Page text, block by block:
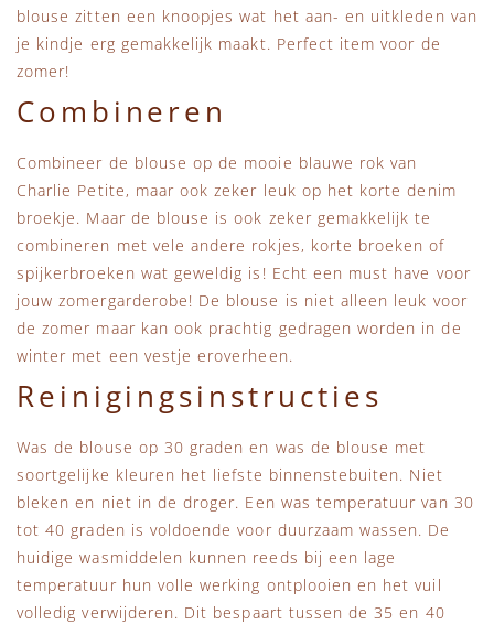
blouse zitten een knoopjes wat het aan- en uitkleden van
je kindje erg gemakkelijk maakt. Perfect item voor de
zomer!
Combineren
Combineer de blouse op de mooie blauwe rok van
Charlie Petite, maar ook zeker leuk op het korte denim
broekje. Maar de blouse is ook zeker gemakkelijk te
combineren met vele andere rokjes, korte broeken of
spijkerbroeken wat geweldig is! Echt een must have voor
jouw zomergarderobe! De blouse is niet alleen leuk voor
de zomer maar kan ook prachtig gedragen worden in de
winter met een vestje eroverheen.
Reinigingsinstructies
Was de blouse op 30 graden en was de blouse met
soortgelijke kleuren het liefste binnenstebuiten. Niet
bleken en niet in de droger. Een was temperatuur van 30
tot 40 graden is voldoende voor duurzaam wassen. De
huidige wasmiddelen kunnen reeds bij een lage
temperatuur hun volle werking ontplooien en het vuil
volledig verwijderen. Dit bespaart tussen de 35 en 40